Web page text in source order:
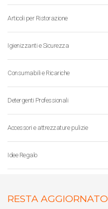
Articoli per Ristorazione
Igienizzanti e Sicurezza
Consumabili e Ricariche
Detergenti Professionali
Accessori e attrezzature pulizie
Idee Regalo
RESTA AGGIORNATO